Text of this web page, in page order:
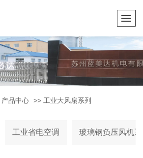
产品中心 >> 工业大风扇系列
工业省电空调 玻璃钢负压风机